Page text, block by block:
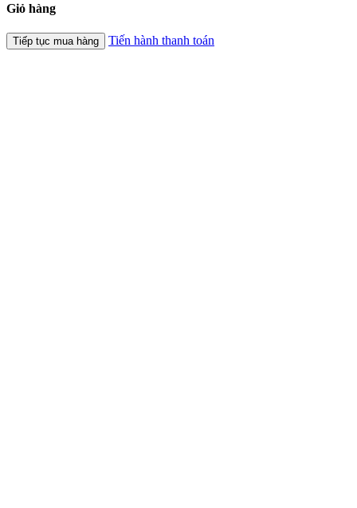
Giỏ hàng
Tiếp tục mua hàng Tiến hành thanh toán